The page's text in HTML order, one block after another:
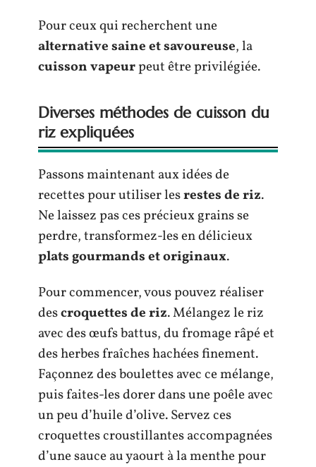
Pour ceux qui recherchent une
alternative saine et savoureuse, la
cuisson vapeurpeut être privilégiée.
Diverses méthodes de cuisson du
riz expliquées
Passons maintenant aux idées de
recettes pour utiliser lesrestes de riz.
Ne laissez pas ces précieux grains se
perdre, transformez-les en délicieux
plats gourmands et originaux.
Pour commencer, vous pouvez réaliser
descroquettes de riz. Mélangez le riz
avec des œufs battus, du fromage râpé et
des herbes fraîches hachées finement.
Façonnez des boulettes avec ce mélange,
puis faites-les dorer dans une poêle avec
un peu d’huile d’olive. Servez ces
croquettes croustillantes accompagnées
d’une sauce au yaourt à la menthe pour